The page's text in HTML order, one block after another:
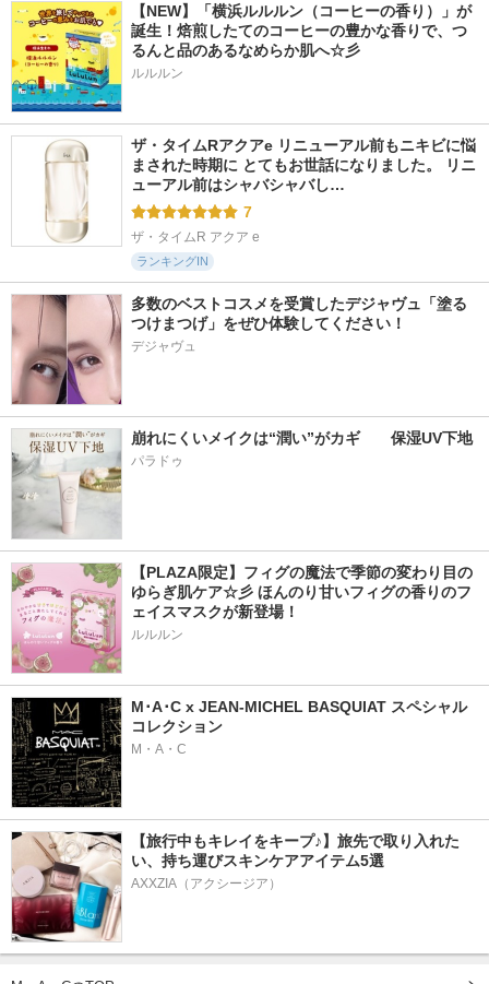
【NEW】「横浜ルルルン（コーヒーの香り）」が
誕生！焙煎したてのコーヒーの豊かな香りで、つ
るんと品のあるなめらか肌へ☆彡
ルルルン
ザ・タイムRアクアe リニューアル前もニキビに悩
まされた時期に とてもお世話になりました。 リニ
ューアル前はシャバシャバし…
7
ザ・タイムR アクア e
ランキングIN
多数のベストコスメを受賞したデジャヴュ「塗る
つけまつげ」をぜひ体験してください！
デジャヴュ
崩れにくいメイクは“潤い”がカギ　　保湿UV下地
パラドゥ
【PLAZA限定】フィグの魔法で季節の変わり目の
ゆらぎ肌ケア☆彡 ほんのり甘いフィグの香りのフ
ェイスマスクが新登場！
ルルルン
M･A･C x JEAN-MICHEL BASQUIAT スペシャル
コレクション
M・A・C
【旅行中もキレイをキープ♪】旅先で取り入れた
い、持ち運びスキンケアアイテム5選
AXXZIA（アクシージア）